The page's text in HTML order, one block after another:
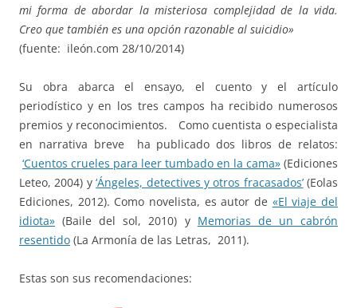
mi forma de abordar la misteriosa complejidad de la vida.
Creo que también es una opción razonable al suicidio»
(fuente: ileón.com 28/10/2014)
Su obra abarca el ensayo, el cuento y el artículo
periodístico y en los tres campos ha recibido numerosos
premios y reconocimientos. Como cuentista o especialista
en narrativa breve ha publicado dos libros de relatos:
‘Cuentos crueles para leer tumbado en la cama» (Ediciones
Leteo, 2004) y‘Ángeles, detectives y otros fracasados’(Eolas
Ediciones, 2012). Como novelista, es autor de «El viaje del
idiota» (Baile del sol, 2010) y Memorias de un cabrón
resentido (La Armonía de las Letras, 2011).
Estas son sus recomendaciones: